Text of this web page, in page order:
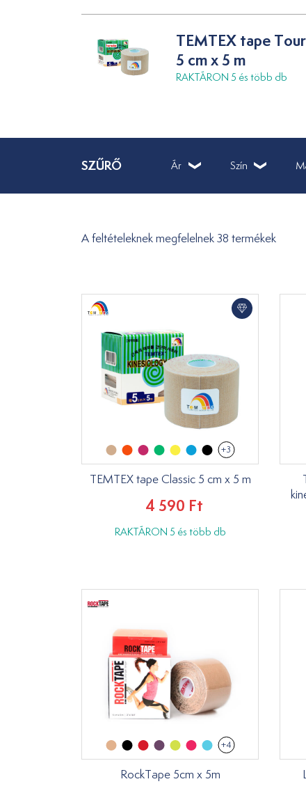
TEMTEX tape
5 cm x 5 m
RAKTÁRON 5 és több db
SZŰRŐ Ár Szín
A feltételeknek megfelelnek 38 termékek
+3
TEMTEX tape Classic 5 cm x 5 m
4 590 Ft
RAKTÁRON 5 és több db
+4
RockTape 5cm x 5m